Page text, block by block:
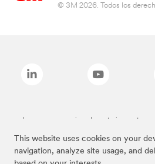
This website uses cookies on your
navigation, analyze site usage, and
© 3M 2026. Todos los
Las marcas mencionadas anteriormente